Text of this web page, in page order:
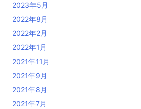
2023年5月
2022年8月
2022年2月
2022年1月
2021年11月
2021年9月
2021年8月
2021年7月